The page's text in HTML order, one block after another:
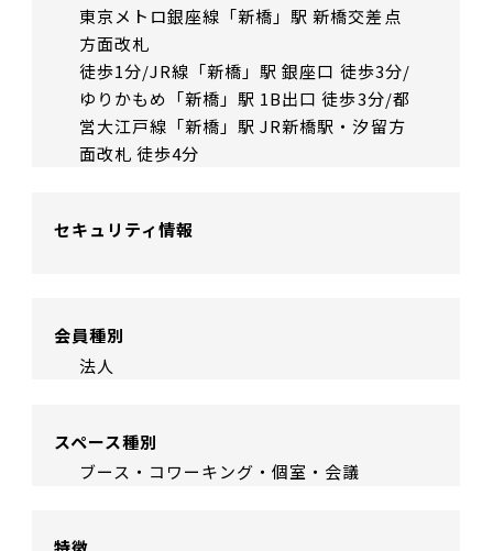
東京メトロ銀座線「新橋」駅 新橋交差点
方面改札
徒歩1分/JR線「新橋」駅 銀座口 徒歩3分/
ゆりかもめ「新橋」駅 1B出口 徒歩3分/都
営大江戸線「新橋」駅 JR新橋駅・汐留方
面改札 徒歩4分
セキュリティ情報
会員種別
法人
スペース種別
ブース・コワーキング・個室・会議